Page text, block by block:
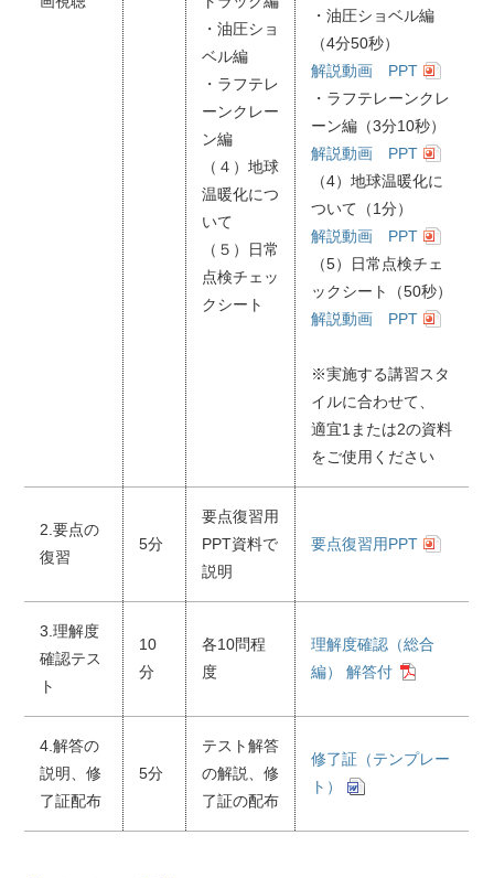
・油圧ショ
ベル編
・ラフテレ
ーンクレー
ン編
（４）地球
温暖化につ
いて
（５）日常
点検チェッ
クシート
・油圧ショベル編
（4分50秒）
解説動画
PPT
・ラフテレーンクレ
ーン編（3分10秒）
解説動画
PPT
（4）地球温暖化に
ついて（1分）
解説動画
PPT
（5）日常点検チェ
ックシート（50秒）
解説動画
PPT
※実施する講習スタ
イルに合わせて、
適宜1または2の資料
をご使用ください
2.要点の
復習
5分
要点復習用
PPT資料で
説明
要点復習用PPT
3.理解度
確認テス
ト
10
分
各10問程
度
理解度確認（総合
編） 解答付
4.解答の
説明、修
了証配布
5分
テスト解答
の解説、修
了証の配布
修了証（テンプレー
ト）